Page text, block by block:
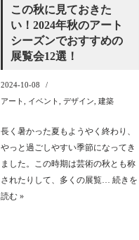
この秋に見ておきた
い！2024年秋のアート
シーズンでおすすめの
展覧会12選！
2024-10-08
アート
イベント デザイン 建築
長く暑かった夏もようやく終わり、
やっと過ごしやすい季節になってき
ました。この時期は芸術の秋とも称
されたりして、多くの展覧… 続きを
読む »